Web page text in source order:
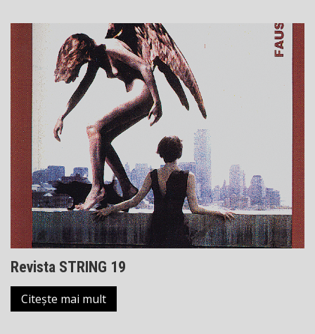
Revista STRING 19
Citește mai mult